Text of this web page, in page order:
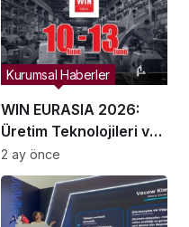
WIN EURASIA 2026:
Üretim Teknolojileri ve
Dijital Ticaret
İstanbul’da Buluşuyor
Kurumsal Haberler
2 ay önce